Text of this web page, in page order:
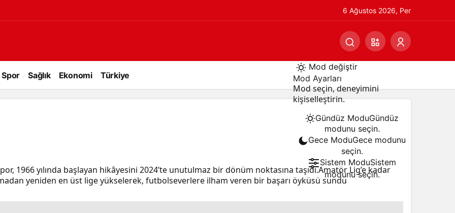
6 Ağustos 2026, Per
Spor Sağlık Ekonomi Türkiye
Mod değiştir
Mod Ayarları
Mod seçin, deneyimini
kişiselleştirin.
Gündüz ModuGündüz
modunu seçin.
Gece ModuGece modunu
seçin.
Sistem ModuSistem
modunu seçin.
1966 yılında başlayan hikâyesini 2024’te unutulmaz bir dönüm noktasına taşıdı.Amatör Lig’e kadar
yeniden en üst lige yükselerek, futbolseverlere ilham veren bir başarı öyküsü sundu